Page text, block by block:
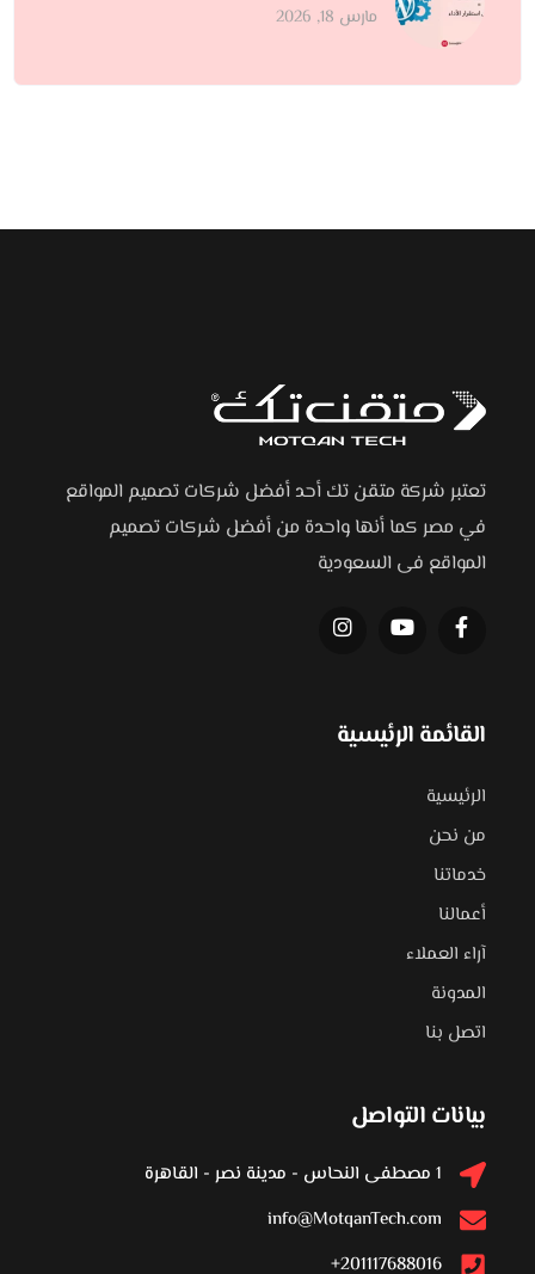
مارس 18, 2026
تعتبر شركة متقن تك أحد أفضل شركات تصميم المواقع
في مصر كما أنها واحدة من أفضل شركات تصميم
المواقع فى السعودية
القائمة الرئيسية
الرئيسية
من نحن
خدماتنا
أعمالنا
آراء العملاء
المدونة
اتصل بنا
بيانات التواصل
1 مصطفى النحاس - مدينة نصر - القاهرة
info@MotqanTech.com
201117688016+